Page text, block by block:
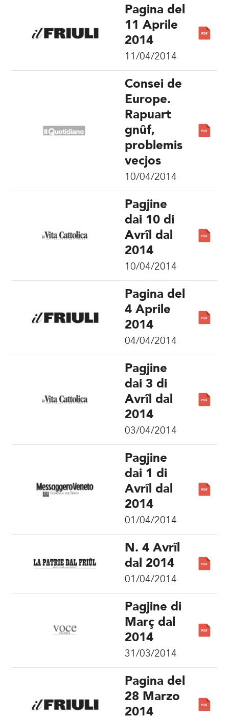
Pagina del
11 Aprile
2014
11/04/2014
Consei de
Europe.
Rapuart
gnûf,
problemis
vecjos
10/04/2014
Pagjine
dai 10 di
Avrîl dal
2014
10/04/2014
Pagina del
4 Aprile
2014
04/04/2014
Pagjine
dai 3 di
Avrîl dal
2014
03/04/2014
Pagjine
dai 1 di
Avrîl dal
2014
01/04/2014
N. 4 Avrîl
dal 2014
01/04/2014
Pagjine di
Març dal
2014
31/03/2014
Pagina del
28 Marzo
2014